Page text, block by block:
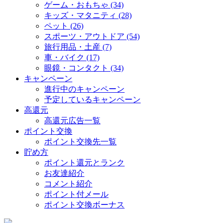
ゲーム・おもちゃ (34)
キッズ・マタニティ (28)
ペット (26)
スポーツ・アウトドア (54)
旅行用品・土産 (7)
車・バイク (17)
眼鏡・コンタクト (34)
キャンペーン
進行中のキャンペーン
予定しているキャンペーン
高還元
高還元広告一覧
ポイント交換
ポイント交換先一覧
貯め方
ポイント還元とランク
お友達紹介
コメント紹介
ポイント付メール
ポイント交換ボーナス